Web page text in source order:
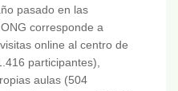
pasado en las
corresponde a
online al centro de
participantes),
aulas (504